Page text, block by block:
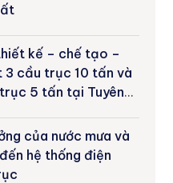
kế – chế tạo –
3 cầu trục 10 tấn và
5 tấn tại Tuyên
của nước mưa và
hệ thống điện